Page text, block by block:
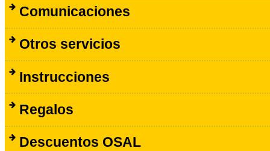
Comunicaciones
Otros servicios
Instrucciones
Regalos
Descuentos OSAL